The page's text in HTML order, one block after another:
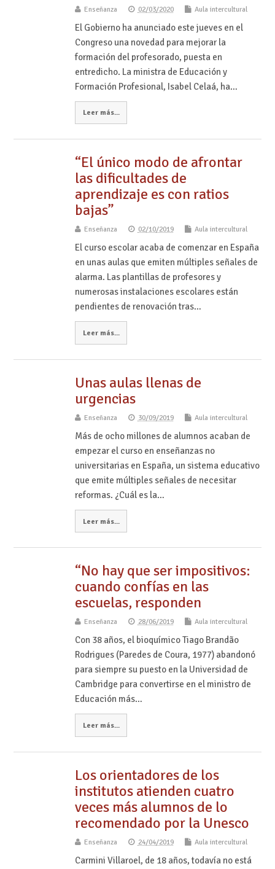
Enseñanza 02/03/2020 Aula intercultural
El Gobierno ha anunciado este jueves en el
Congreso una novedad para mejorar la
formación del profesorado, puesta en
entredicho. La ministra de Educación y
Formación Profesional, Isabel Celaá, ha…
Leer más...
“El único modo de afrontar
las dificultades de
aprendizaje es con ratios
bajas”
Enseñanza 02/10/2019 Aula intercultural
El curso escolar acaba de comenzar en España
en unas aulas que emiten múltiples señales de
alarma. Las plantillas de profesores y
numerosas instalaciones escolares están
pendientes de renovación tras…
Leer más...
Unas aulas llenas de
urgencias
Enseñanza 30/09/2019 Aula intercultural
Más de ocho millones de alumnos acaban de
empezar el curso en enseñanzas no
universitarias en España, un sistema educativo
que emite múltiples señales de necesitar
reformas. ¿Cuál es la…
Leer más...
“No hay que ser impositivos:
cuando confías en las
escuelas, responden
Enseñanza 28/06/2019 Aula intercultural
Con 38 años, el bioquímico Tiago Brandão
Rodrigues (Paredes de Coura, 1977) abandonó
para siempre su puesto en la Universidad de
Cambridge para convertirse en el ministro de
Educación más…
Leer más...
Los orientadores de los
institutos atienden cuatro
veces más alumnos de lo
recomendado por la Unesco
Enseñanza 24/04/2019 Aula intercultural
Carmini Villaroel, de 18 años, todavía no está